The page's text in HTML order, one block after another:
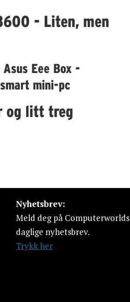
- Liten, men
Asus Eee Box -
mini-pc
og litt treg
Nyhetsbrev:
Meld deg på Computerworlds
daglige nyhetsbrev.
Trykk her